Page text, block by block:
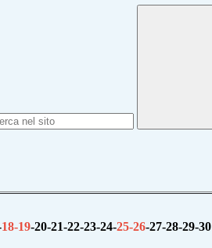
18-19-20-21-22-23-24-25-26-27-28-29-30